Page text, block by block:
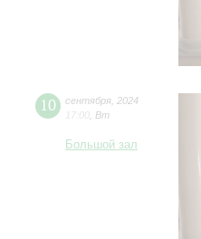
10 сентября 2024
17:00 Вт
Большой зал